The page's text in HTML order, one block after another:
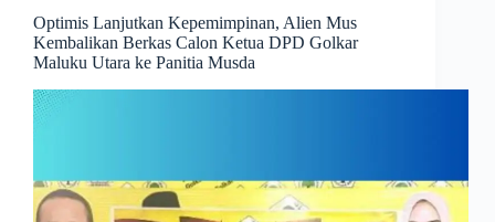
Optimis Lanjutkan Kepemimpinan, Alien Mus
Kembalikan Berkas Calon Ketua DPD Golkar
Maluku Utara ke Panitia Musda